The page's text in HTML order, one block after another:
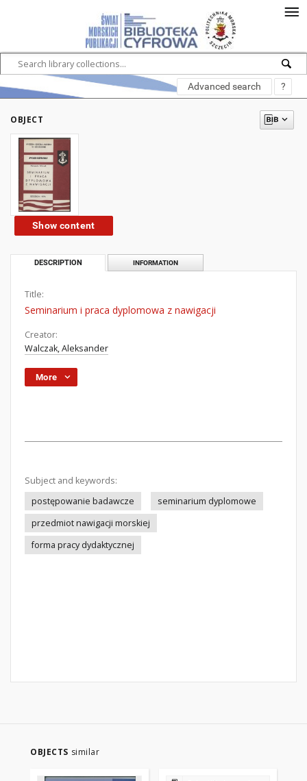
Advanced search ?
OBJECT
Show content
DESCRIPTION INFORMATION
Title:
Seminarium i praca dyplomowa z nawigacji
Creator:
Walczak, Aleksander
More
Subject and keywords:
postępowanie badawcze
seminarium dyplomowe
przedmiot nawigacji morskiej
forma pracy dydaktycznej
OBJECTS similar